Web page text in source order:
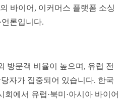
바이어, 이커머스 플랫폼 소싱
론입니다.
방문객 비율이 높으며, 유럽 전
자가 집중되어 있습니다. 한국
에서 유럽·북미·아시아 바이어